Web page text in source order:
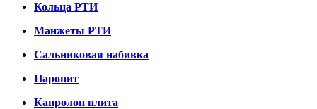
Кольца РТИ
Манжеты РТИ
Сальниковая набивка
Паронит
Капролон плита